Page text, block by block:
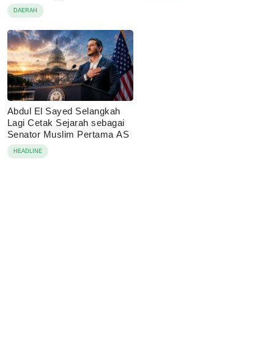
DAERAH
Abdul El Sayed Selangkah
Lagi Cetak Sejarah sebagai
Senator Muslim Pertama AS
HEADLINE